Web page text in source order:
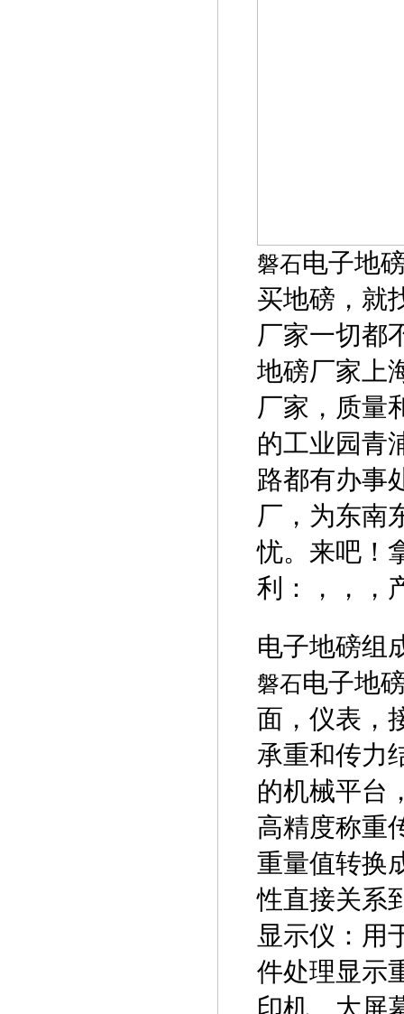
磐石电子地
买地磅，就
厂家一切都
地磅厂家上
厂家，质量
的工业园青
路都有办事
厂，为东南
忧。来吧！
利：，，，
电子地磅组
磐石电子地
面，仪表，
承重和传力
的机械平台
高精度称重
重量值转换
性直接关系
显示仪：用
件处理显示
印机、大屏